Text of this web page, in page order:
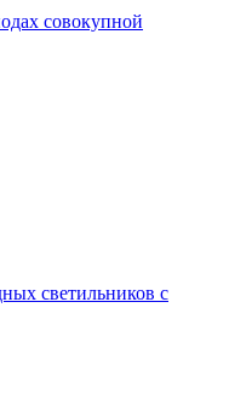
совокупной
светильников с